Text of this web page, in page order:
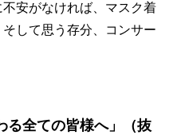
安がなければ、マスク着
して思う存分、コンサー
る全ての皆様へ」（抜